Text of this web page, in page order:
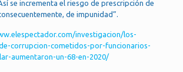
se incrementa el riesgo de prescripción de
de impunidad”.
investigacion/los-
corrupcion-cometidos-por-funcionarios-
aumentaron-un-68-en-2020/